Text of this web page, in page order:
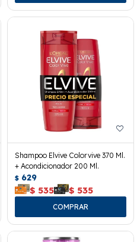
Shampoo Elvive Colorvive 370 Ml.
+ Acondicionador 200 Ml.
$ 629
$ 535 $ 535